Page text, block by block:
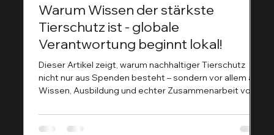
Warum Wissen der stärkste
Tierschutz ist - globale
Verantwortung beginnt lokal!
Dieser Artikel zeigt, warum nachhaltiger Tierschutz
nicht nur aus Spenden besteht – sondern vor allem aus
Wissen, Ausbildung und echter Zusammenarbeit vor
artgerechte Haltung, Qualzucht oder moderne
Tiermedizin diskutiert werden, kämpfen viele Regionen